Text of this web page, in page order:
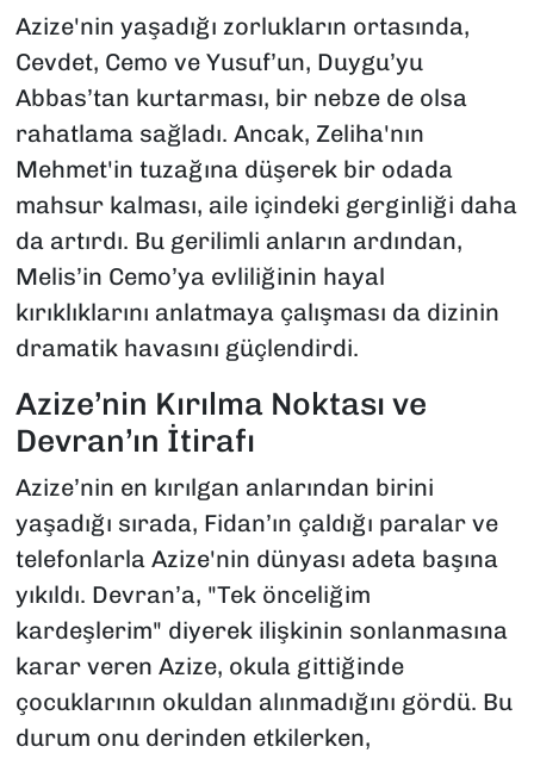
Azize'nin yaşadığı zorlukların ortasında,
Cevdet, Cemo ve Yusuf’un, Duygu’yu
Abbas’tan kurtarması, bir nebze de olsa
rahatlama sağladı. Ancak, Zeliha'nın
Mehmet'in tuzağına düşerek bir odada
mahsur kalması, aile içindeki gerginliği daha
da artırdı. Bu gerilimli anların ardından,
Melis’in Cemo’ya evliliğinin hayal
kırıklıklarını anlatmaya çalışması da dizinin
dramatik havasını güçlendirdi.
Azize’nin Kırılma Noktası ve
Devran’ın İtirafı
Azize’nin en kırılgan anlarından birini
yaşadığı sırada, Fidan’ın çaldığı paralar ve
telefonlarla Azize'nin dünyası adeta başına
yıkıldı. Devran’a, "Tek önceliğim
kardeşlerim" diyerek ilişkinin sonlanmasına
karar veren Azize, okula gittiğinde
çocuklarının okuldan alınmadığını gördü. Bu
durum onu derinden etkilerken,